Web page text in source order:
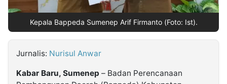
Kepala Bappeda Sumenep Arif Firmanto (Foto: Ist).
Jurnalis: Nurisul Anwar
Kabar Baru, Sumenep – Badan Perencanaan